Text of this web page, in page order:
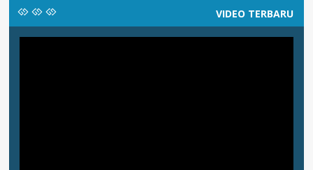
VIDEO TERBARU